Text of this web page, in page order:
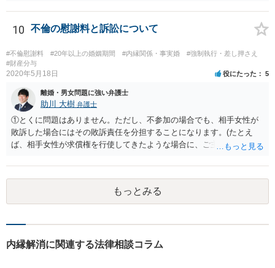
母と子の間が非嫡出子の関係のままではバランスに欠けるためである
と説明されています。 そして、再婚後の養子縁組によって夫婦の共同
親権となった場合は、血縁上の父親からの父を親権者とする協議に代
わる調停及び審判（民法819条5項）は認められないと考えます。 この
点について明確な判例はありませんが、離婚後の親権者変更（民法819
条6項）においては、離婚後に親権者が再婚して元夫婦の子と再婚相手
が養子縁組した場合には、親権者変更の申立ては認められないとする
最高裁判例があり、その判例で述べられている理由は民法819条5項の
場面でも同様であると考えられるからです。
10 不倫の慰謝料と訴訟について
#不倫慰謝料 #20年以上の婚姻期間 #内縁関係・事実婚
#強制執行・差し押さえ
#財産分与
2020年5月18日 役にたった 5
離婚・男女問題に強い弁護士
助川 大樹 弁護士
①とくに問題はありません。ただし、不参加の場合でも、相手女性が
敗訴した場合にはその敗訴責任を分担することになります。(たとえ
ば、相手女性が求償権を行使してきたような場合に、ご主人から、今
能性もあるでしょうが、真相は分かりません。 ③ならないと思いま
す。 ④- ⑤それにはなりえます。 ⑥一般論ですが、裁判官は証拠に基
づいて事実を認定するわけですから、証拠が大切です。 証拠をきちん
と整えての訴訟提起だとは思いますが、これからでも整えられるので
います。具体的な事情が分かりかねますので、幅のありすぎる回答で
もっとみる
内縁解消に関連する法律相談コラム